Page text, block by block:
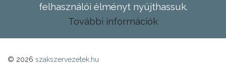
felhasználói élményt nyújthassuk.
További információk
© 2026 szakszervezetek.hu